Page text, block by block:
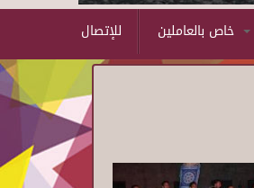
للإتصال